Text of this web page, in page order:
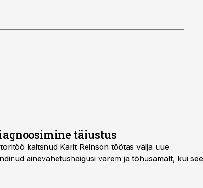
täiustus
kaitsnud Karit Reinson töötas välja uue
ainevahetushaigusi varem ja tõhusamalt, kui see